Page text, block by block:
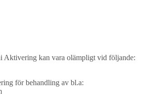
Aktivering kan vara olämpligt vid följande:
för behandling av bl.a: